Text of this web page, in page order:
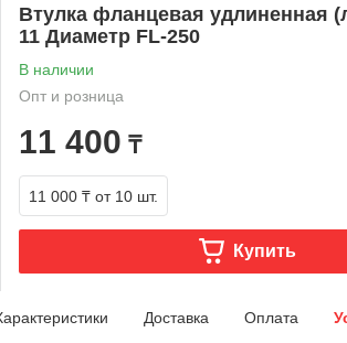
Втулка фланцевая удлиненная
11 Диаметр FL-250
В наличии
Опт и розница
11 400 ₸
11 000 ₸ от 10 шт.
Купить
Доставка Оплата